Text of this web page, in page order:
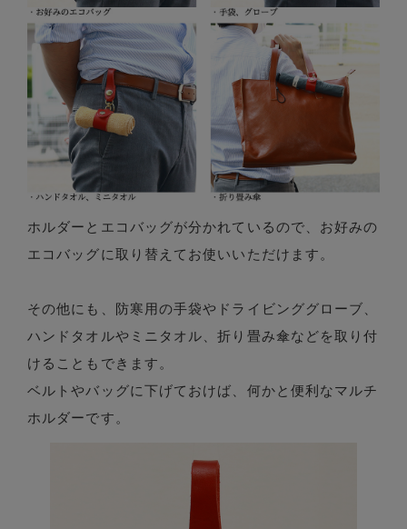
ホルダーとエコバッグが分かれているので、お好みの
エコバッグに取り替えてお使いいただけます。
その他にも、防寒用の手袋やドライビンググローブ、
ハンドタオルやミニタオル、折り畳み傘などを取り付
けることもできます。
ベルトやバッグに下げておけば、何かと便利なマルチ
ホルダーです。